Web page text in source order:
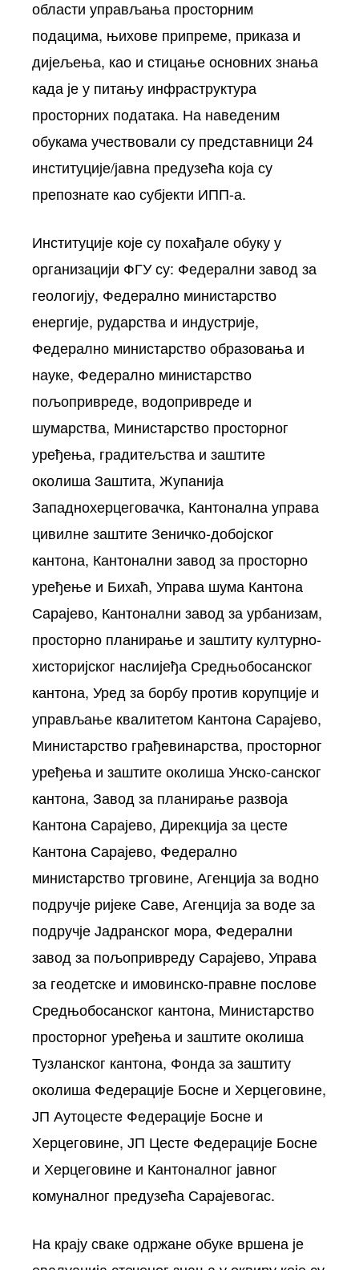
области управљања просторним
подацима, њихове припреме, приказа и
дијељења, као и стицање основних знања
када је у питању инфраструктура
просторних података. На наведеним
обукама учествовали су представници 24
институције/јавна предузећа која су
препознате као субјекти ИПП-а.
Институције које су похађале обуку у
организацији ФГУ су: Федерални завод за
геологију, Федерално министарство
енергије, рударства и индустрије,
Федерално министарство образовања и
науке, Федерално министарство
пољопривреде, водопривреде и
шумарства, Министарство просторног
уређења, градитељства и заштите
околиша Заштита, Жупанија
Западнохерцеговачка, Кантонална управа
цивилне заштите Зеничко-добојског
кантона, Кантонални завод за просторно
уређење и Бихаћ, Управа шума Кантона
Сарајево, Кантонални завод за урбанизам,
просторно планирање и заштиту културно-
хисторијског наслијеђа Средњобосанског
кантона, Уред за борбу против корупције и
управљање квалитетом Кантона Сарајево,
Министарство грађевинарства, просторног
уређења и заштите околиша Унско-санског
кантона, Завод за планирање развоја
Кантона Сарајево, Дирекција за цесте
Кантона Сарајево, Федерално
министарство трговине, Агенција за водно
подручје ријеке Саве, Агенција за воде за
подручје Јадранског мора, Федерални
завод за пољопривреду Сарајево, Управа
за геодетске и имовинско-правне послове
Средњобосанског кантона, Министарство
просторног уређења и заштите околиша
Тузланског кантона, Фонда за заштиту
околиша Федерације Босне и Херцеговине,
ЈП Аутоцесте Федерације Босне и
Херцеговине, ЈП Цесте Федерације Босне
и Херцеговине и Кантоналног јавног
комуналног предузећа Сарајевогас.
На крају сваке одржане обуке вршена је